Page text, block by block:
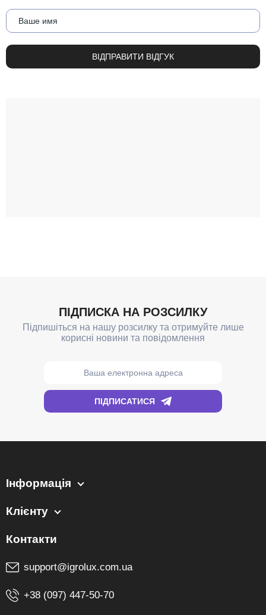
Інформація
Клієнту
support@igrolux.com.ua
+38 (097) 447-50-70